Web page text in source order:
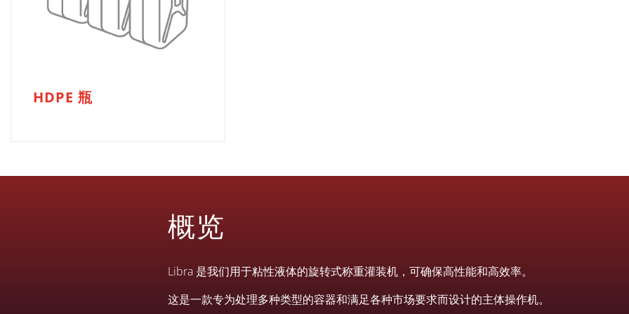
HDPE 瓶
概览
Libra 是我们用于粘性液体的旋转式称重灌装机，可确保高性能和高效率。
这是一款专为处理多种类型的容器和满足各种市场要求而设计的主体操作机。